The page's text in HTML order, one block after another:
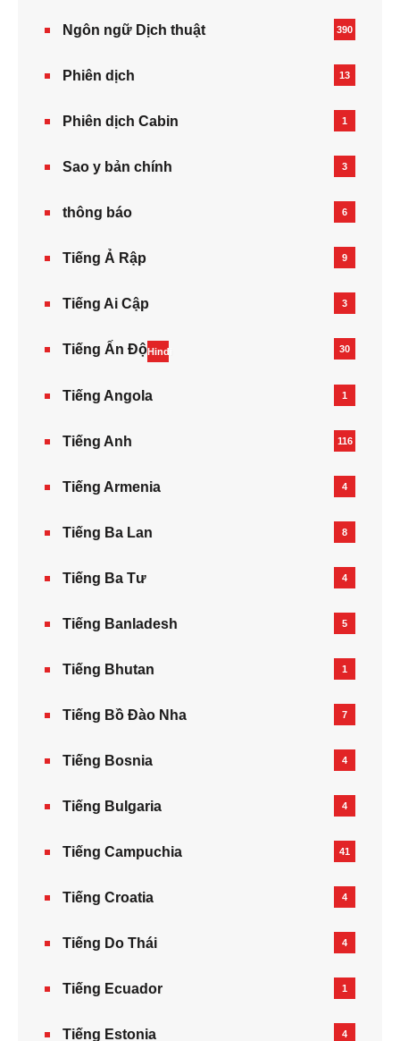
Ngôn ngữ Dịch thuật 390
Phiên dịch 13
Phiên dịch Cabin 1
Sao y bản chính 3
thông báo 6
Tiếng Ả Rập 9
Tiếng Ai Cập 3
Tiếng Ấn ĐộHindi 30
Tiếng Angola 1
Tiếng Anh 116
Tiếng Armenia‎ 4
Tiếng Ba Lan 8
Tiếng Ba Tư 4
Tiếng Banladesh 5
Tiếng Bhutan 1
Tiếng Bồ Đào Nha 7
Tiếng Bosnia 4
Tiếng Bulgaria 4
Tiếng Campuchia 41
Tiếng Croatia 4
Tiếng Do Thái 4
Tiếng Ecuador 1
Tiếng Estonia 4